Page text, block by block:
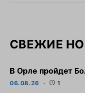
СВЕЖИЕ
В Орле пройдет
06.08.26 1